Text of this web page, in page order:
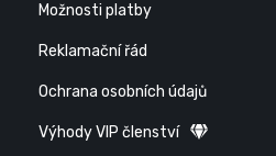
Možnosti platby
Reklamační řád
Ochrana osobních údajů
Výhody VIP členství